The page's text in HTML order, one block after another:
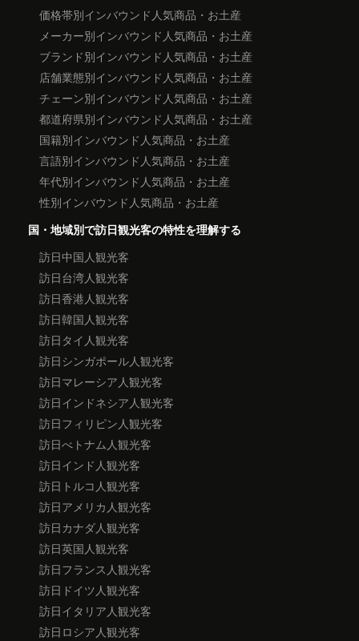
価格帯別インバウンド人気商品・お土産
メーカー別インバウンド人気商品・お土産
ブランド別インバウンド人気商品・お土産
店舗業態別インバウンド人気商品・お土産
チェーン別インバウンド人気商品・お土産
都道府県別インバウンド人気商品・お土産
国籍別インバウンド人気商品・お土産
言語別インバウンド人気商品・お土産
年代別インバウンド人気商品・お土産
性別インバウンド人気商品・お土産
国・地域別で訪日観光客の特性を理解する
訪日中国人観光客
訪日台湾人観光客
訪日香港人観光客
訪日韓国人観光客
訪日タイ人観光客
訪日シンガポール人観光客
訪日マレーシア人観光客
訪日インドネシア人観光客
訪日フィリピン人観光客
訪日べトナム人観光客
訪日インド人観光客
訪日トルコ人観光客
訪日アメリカ人観光客
訪日カナダ人観光客
訪日英国人観光客
訪日フランス人観光客
訪日ドイツ人観光客
訪日イタリア人観光客
訪日ロシア人観光客